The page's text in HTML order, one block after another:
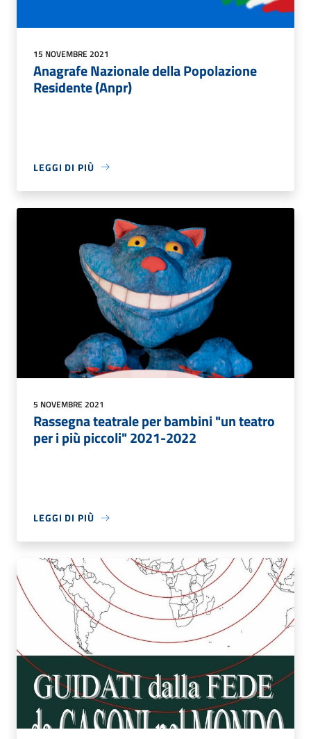
15 NOVEMBRE 2021
Anagrafe Nazionale della Popolazione
Residente (Anpr)
LEGGI DI PIÙ
5 NOVEMBRE 2021
Rassegna teatrale per bambini "un teatro
per i più piccoli" 2021-2022
LEGGI DI PIÙ